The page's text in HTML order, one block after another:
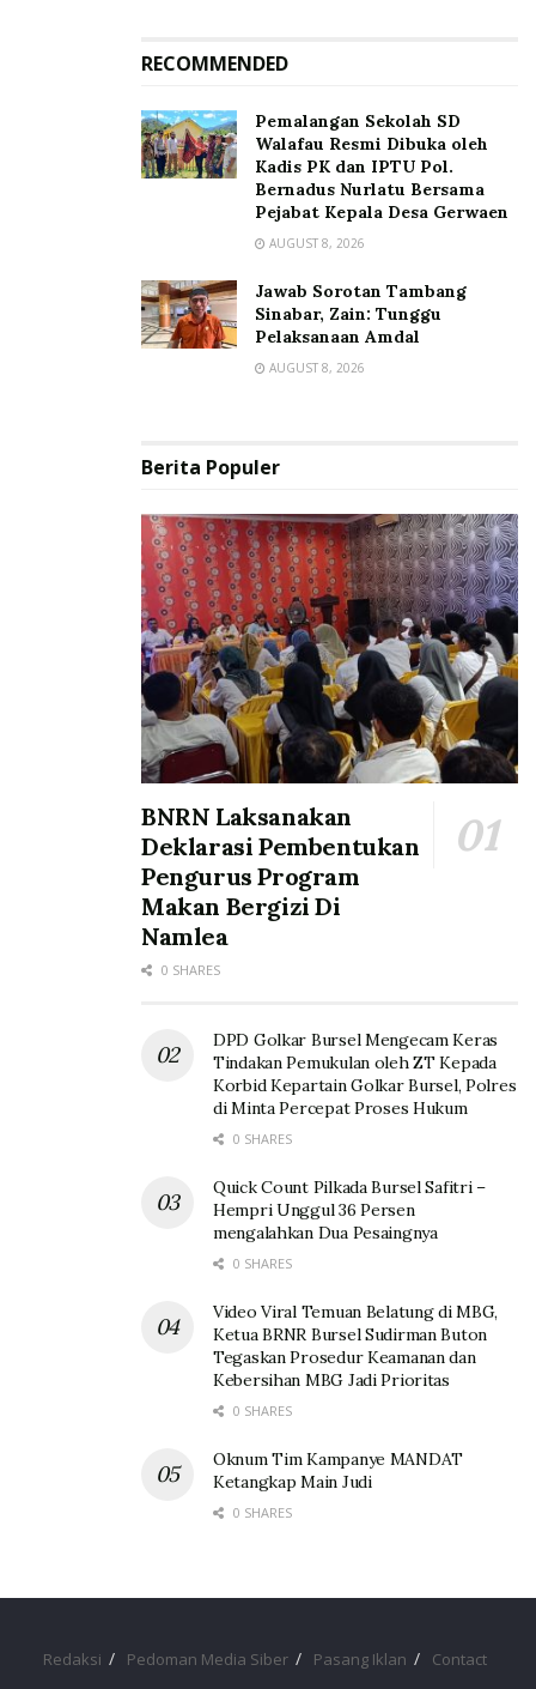
RECOMMENDED
Pemalangan Sekolah SD
Walafau Resmi Dibuka oleh
Kadis PK dan IPTU Pol.
Bernadus Nurlatu Bersama
Pejabat Kepala Desa Gerwaen
AUGUST 8, 2026
Jawab Sorotan Tambang
Sinabar, Zain: Tunggu
Pelaksanaan Amdal
AUGUST 8, 2026
Berita Populer
BNRN Laksanakan
Deklarasi Pembentukan
Pengurus Program
Makan Bergizi Di
Namlea
0 SHARES
DPD Golkar Bursel Mengecam Keras
Tindakan Pemukulan oleh ZT Kepada
Korbid Kepartain Golkar Bursel, Polres
di Minta Percepat Proses Hukum
0 SHARES
Quick Count Pilkada Bursel Safitri –
Hempri Unggul 36 Persen
mengalahkan Dua Pesaingnya
0 SHARES
Video Viral Temuan Belatung di MBG,
Ketua BRNR Bursel Sudirman Buton
Tegaskan Prosedur Keamanan dan
Kebersihan MBG Jadi Prioritas
0 SHARES
Oknum Tim Kampanye MANDAT
Ketangkap Main Judi
0 SHARES
Redaksi Pedoman Media Siber Pasang Iklan Contact